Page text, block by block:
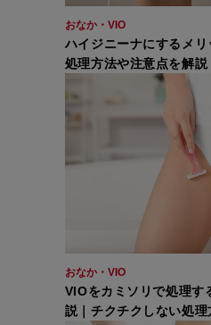
おなか・VIO
ハイジニーナにするメリ
処理方法や注意点を解説
おなか・VIO
VIOをカミソリで処理す
説｜チクチクしない処理